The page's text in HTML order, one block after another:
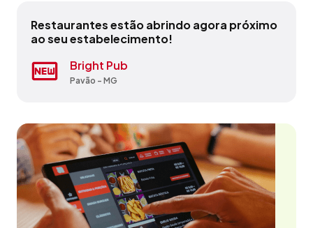
Restaurantes estão abrindo agora próximo
ao seu estabelecimento!
Bar E Restaurante Carne De Sol
Padre Paraíso - MG
Bright Pub
Pavão - MG
Churrascaria Varanda Verde
Itaúna - MG
Doce Esquina Sorveteria E Doceria
Itamarandiba - MG
L'italia Buffet
Poços de Caldas - MG
Lanchonete Bom Sabor
Campanário - MG
Marshmallow Refeicoes
Congonhas - MG
Restaurante E Hotel Joelho De Porco
Extrema - MG
Sapare & Deguste Dressing
Diamantina - MG
T & N Restaurante
Pirapora - MG